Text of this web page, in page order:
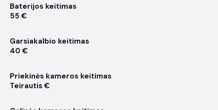
Baterijos keitimas
55 €
Garsiakalbio keitimas
40 €
Priekinės kameros keitimas
Teirautis €